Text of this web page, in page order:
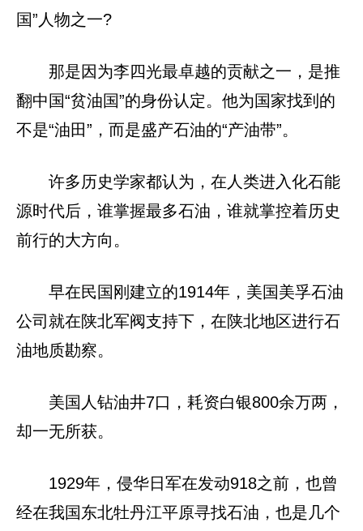
国”人物之一?
那是因为李四光最卓越的贡献之一，是推
翻中国“贫油国”的身份认定。他为国家找到的
不是“油田”，而是盛产石油的“产油带”。
许多历史学家都认为，在人类进入化石能
源时代后，谁掌握最多石油，谁就掌控着历史
前行的大方向。
早在民国刚建立的1914年，美国美孚石油
公司就在陕北军阀支持下，在陕北地区进行石
油地质勘察。
美国人钻油井7口，耗资白银800余万两，
却一无所获。
1929年，侵华日军在发动918之前，也曾
经在我国东北牡丹江平原寻找石油，也是几个